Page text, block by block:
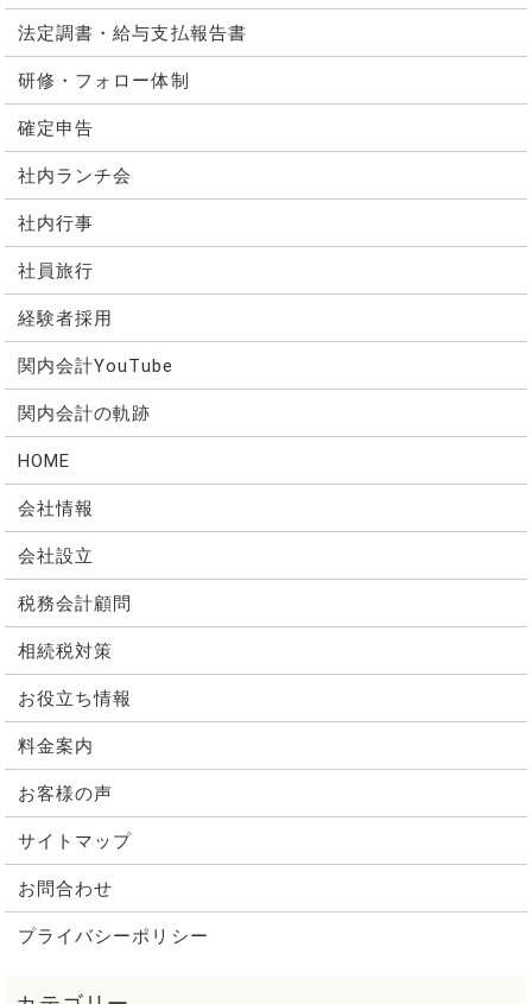
法定調書・給与支払報告書
研修・フォロー体制
確定申告
社内ランチ会
社内行事
社員旅行
経験者採用
関内会計YouTube
関内会計の軌跡
HOME
会社情報
会社設立
税務会計顧問
相続税対策
お役立ち情報
料金案内
お客様の声
サイトマップ
お問合わせ
プライバシーポリシー